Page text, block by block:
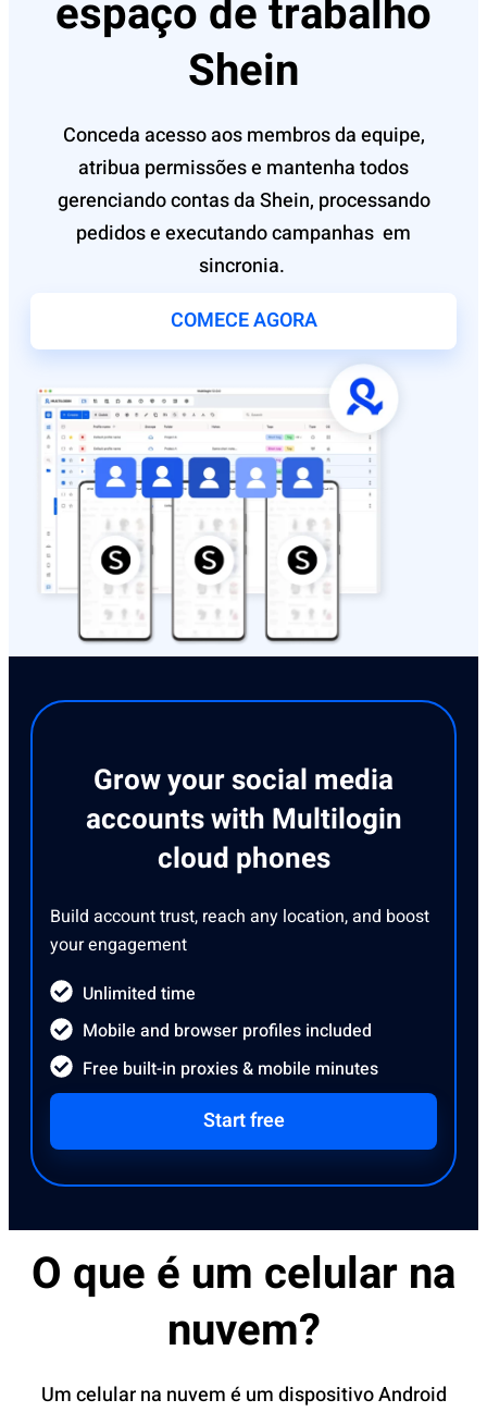
espaço de trabalho
Shein
Conceda acesso aos membros da equipe,
atribua permissões e mantenha todos
gerenciando contas da Shein, processando
pedidos e executando campanhas em
sincronia.
COMECE AGORA
Grow your social media
accounts with Multilogin
cloud phones
Build account trust, reach any location, and boost
your engagement
Unlimited time
Mobile and browser profiles included
Free built-in proxies & mobile minutes
Start free
O que é um celular na
nuvem?
Um celular na nuvem é um dispositivo Android